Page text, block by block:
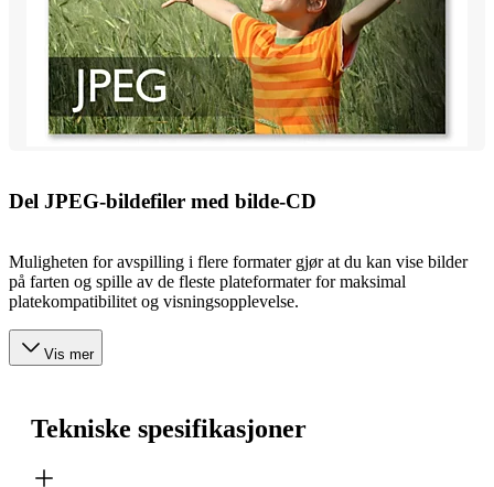
Del JPEG-bildefiler med bilde-CD
Muligheten for avspilling i flere formater gjør at du kan vise bilder
på farten og spille av de fleste plateformater for maksimal
platekompatibilitet og visningsopplevelse.
Vis mer
Tekniske spesifikasjoner